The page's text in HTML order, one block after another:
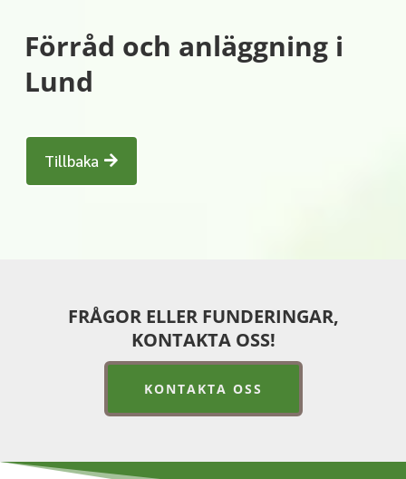
Förråd och anläggning i
Lund
Tillbaka
FRÅGOR ELLER FUNDERINGAR,
KONTAKTA OSS!
KONTAKTA OSS